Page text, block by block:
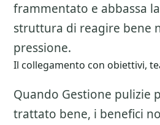
frammentato e abbassa
struttura di reagire bene
pressione.
Il collegamento con obiettivi,
Quando Gestione pulizie
trattato bene, i benefici